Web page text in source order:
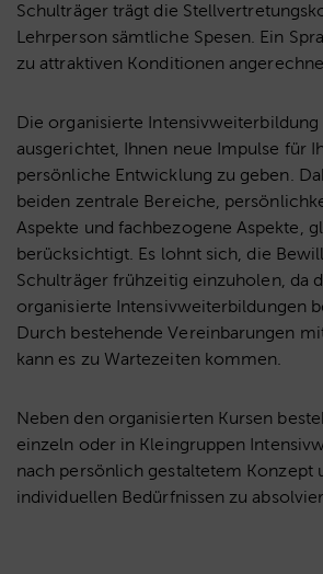
Schulträger trägt die
Lehrperson sämtliche Spesen. Ein
zu attraktiven Konditionen
Die organisierte Intensivweiterbildung
ausgerichtet, Ihnen neue Impulse für
persönliche Entwicklung zu geben.
beiden zentrale Bereiche,
Aspekte und fachbezogene Aspekte,
berücksichtigt. Es lohnt sich, die
Schulträger frühzeitig einzuholen, da
organisierte Intensivweiterbildungen
Durch bestehende Vereinbarungen
kann es zu Wartezeiten kommen.
Neben den organisierten Kursen
einzeln oder in Kleingruppen
nach persönlich gestaltetem Konzept
individuellen Bedürfnissen zu